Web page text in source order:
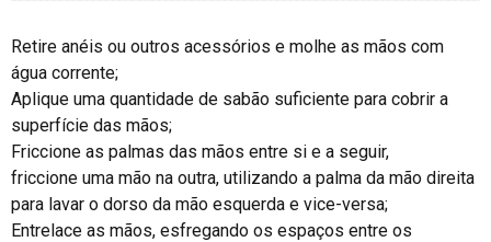
Retire anéis ou outros acessórios e molhe as mãos com
água corrente;
Aplique uma quantidade de sabão suficiente para cobrir a
superfície das mãos;
Friccione as palmas das mãos entre si e a seguir,
friccione uma mão na outra, utilizando a palma da mão direita
para lavar o dorso da mão esquerda e vice-versa;
Entrelace as mãos, esfregando os espaços entre os